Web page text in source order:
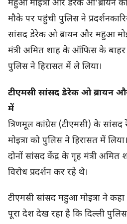
महुआ मोइत्रा और डेरेक ओ'ब्रायन को
मौके पर पहुंची पुलिस ने
सांसद डेरेक ओ ब्रायन और महुआ
मंत्री अमित शाह के ऑफिस के बाहर
पुलिस ने हिरासत में ले लिया।
टीएमसी सांसद डेरेक ओ ब्रायन
में
त्रिणमूल कांग्रेस (टीएमसी) के
मोइत्रा को पुलिस ने हिरासत में
दोनों सांसद केंद्र के गृह मंत्री अमित
विरोध प्रदर्शन कर रहे थे।
टीएमसी सांसद महुआ मोइत्रा ने
पूरा देश देख रहा है कि दिल्ली